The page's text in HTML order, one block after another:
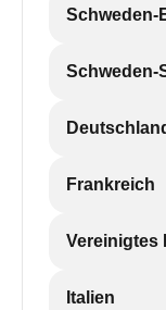
Schweden-
Schweden-
Frankreich
Vereinigtes
Italien